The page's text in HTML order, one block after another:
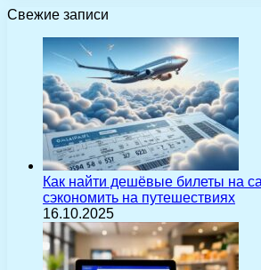
Свежие записи
Как найти дешёвые билеты на
сэкономить на путешествиях
16.10.2025